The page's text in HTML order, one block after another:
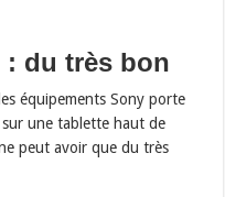
: du très bon
équipements Sony porte
une tablette haut de
peut avoir que du très